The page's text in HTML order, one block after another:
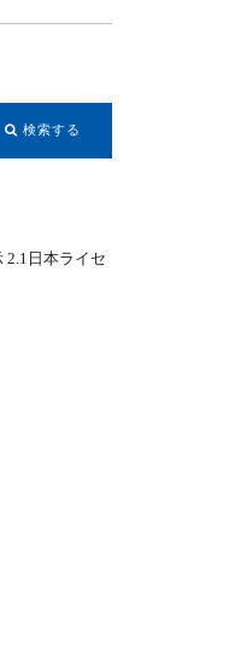
2.1日本ライセ